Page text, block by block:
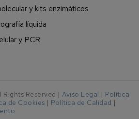
y kits enzimáticos
líquida
y PCR
Reserved | Aviso Legal | Política
de Cookies | Política de Calidad |